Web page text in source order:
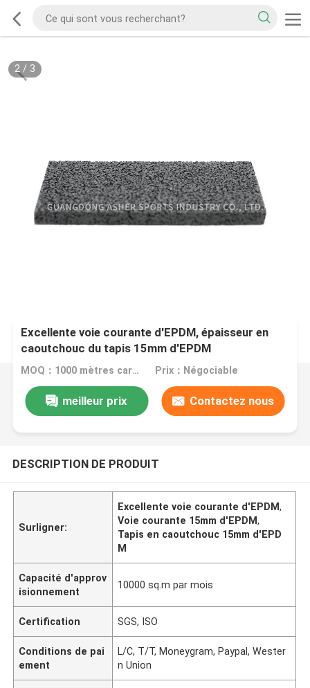
2/ 3
Excellente voie courante d'EPDM, épaisseur en
caoutchouc du tapis 15mm d'EPDM
MOQ：1000 mètres carrés Prix：Négociable
meilleur prix Contactez nous
DESCRIPTION DE PRODUIT
Surligner:
Excellente voie courante d'EPDM,
Voie courante 15mm d'EPDM,
Tapis en caoutchouc 15mm d'EPD
M
Capacité d'approv
isionnement
10000 sq.m par mois
Certification SGS, ISO
Conditions de pai
ement
L/C, T/T, Moneygram, Paypal, Wester
n Union